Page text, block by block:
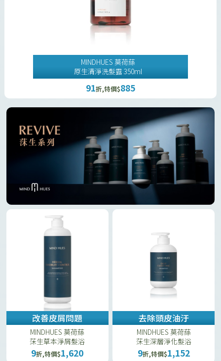
MINDHUES 莫荷蕬
原生清淨洗髮露 350ml
91折,特價$885
改善皮屑問題
MINDHUES 莫荷蕬
莯生草本淨屑髮浴
9折,特價$1,620
去除頭皮油汙
MINDHUES 莫荷蕬
莯生深層淨化髮浴
9折,特價$1,152